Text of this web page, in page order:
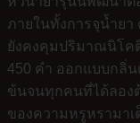
ภายในทั้งการจุน้ำย
ยังคงคุมปริมาณนิโค
450 คำ ออกแบบกลิ่น
ข้นจนทุกคนที่ได้ลอง
ของความหรูหรามา